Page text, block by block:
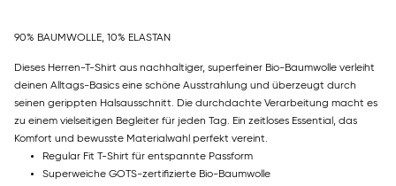
90% BAUMWOLLE, 10% ELASTAN
Dieses Herren-T-Shirt aus nachhaltiger, superfeiner Bio-Baumwolle verleiht
deinen Alltags-Basics eine schöne Ausstrahlung und überzeugt durch
seinen gerippten Halsausschnitt. Die durchdachte Verarbeitung macht es
zu einem vielseitigen Begleiter für jeden Tag. Ein zeitloses Essential, das
Komfort und bewusste Materialwahl perfekt vereint.
Regular Fit T-Shirt für entspannte Passform
Superweiche GOTS-zertifizierte Bio-Baumwolle